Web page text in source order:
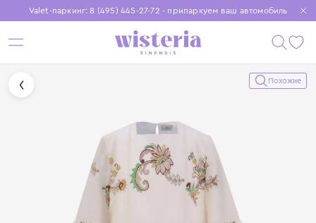
Valet-паркинг: 8 (495) 445-27-72 - припаркуем ваш автомобиль
Бесплатная доставка при заказе от 15 000 ₽
Установите приложение, чтобы покупки были еще удобнее
Похожие